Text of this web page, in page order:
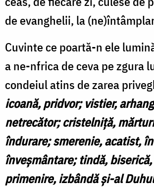
de evanghelii, la
Cuvinte ce poartă-n ele
a ne-nfrica de ceva pe zgura
condeiul atins de zarea
icoană, pridvor; vistier,
netrecător; cristelniță,
îndurare; smerenie, acatist,
înveșmântare; tindă,
primenire, izbândă și-al